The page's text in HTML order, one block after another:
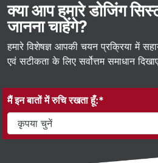
क्या आप हमारे डोजिंग
जानना चाहेंगे?
हमारे विशेषज्ञ आपकी चयन प्रक्रिया में
एवं सटीकता के लिए सर्वोत्तम समाधान
मैं इन बातों में रुचि रखता हूँ:*